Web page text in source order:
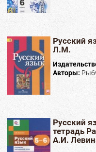
Русский
Л.М.
Авторы:
Русский
тетрадь
А.И.